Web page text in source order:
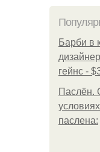
Барби в
гейнс -
Паслён.
паслена: